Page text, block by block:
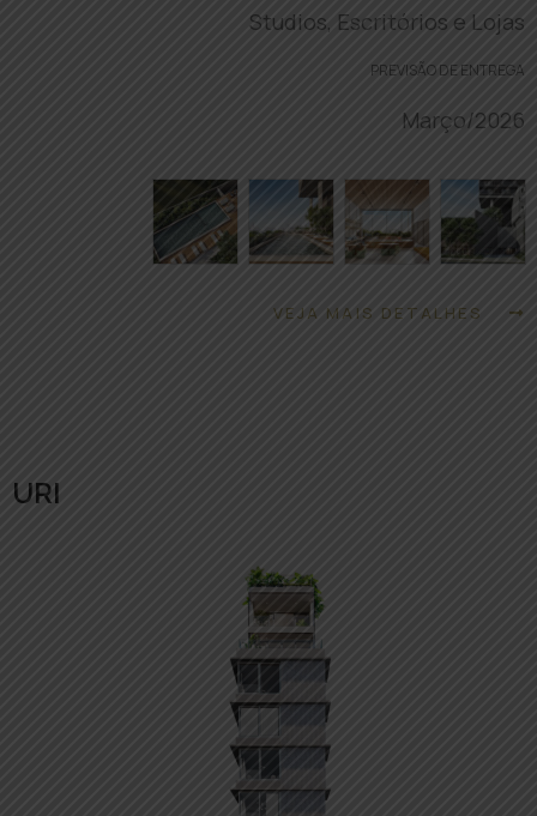
Studios, Escritórios e Lojas
PREVISÃO DE ENTREGA
Março/2026
VEJA MAIS DETALHES
URI